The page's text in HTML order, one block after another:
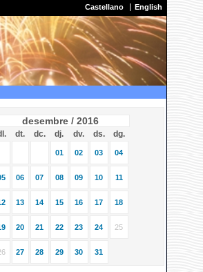
Castellano English
desembre / 2016
dt. dc. dj. dv. ds. dg.
01 02 03 04
06 07 08 09 10 11
13 14 15 16 17 18
20 21 22 23 24 25
27 28 29 30 31